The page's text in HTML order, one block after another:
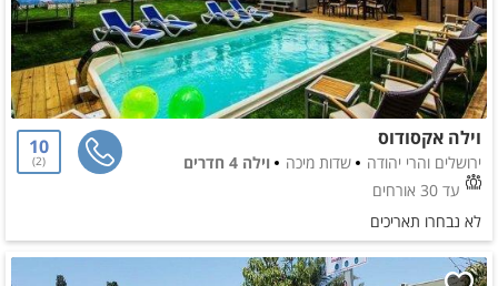
וילה אקסודוס
ירושלים והרי יהודה שדות מיכה
וילה 4 חדרים
עד 30 אורחים
10
2
לא נבחרו תאריכים